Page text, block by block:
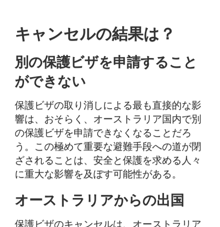
キャンセルの結果は？
別の保護ビザを申請すること
ができない
保護ビザの取り消しによる最も直接的な影
響は、おそらく、オーストラリア国内で別
の保護ビザを申請できなくなることだろ
う。この極めて重要な避難手段への道が閉
ざされることは、安全と保護を求める人々
に重大な影響を及ぼす可能性がある。
オーストラリアからの出国
保護ビザのキャンセルは、オーストラリア